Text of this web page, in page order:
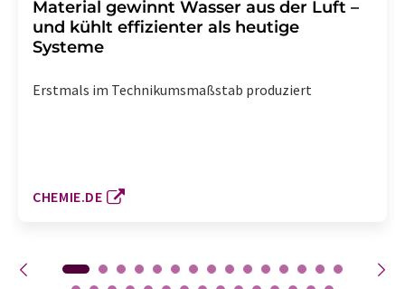
Material gewinnt Wasser aus der Luft –
und kühlt effizienter als heutige
Systeme
Erstmals im Technikumsmaßstab produziert
CHEMIE.DE